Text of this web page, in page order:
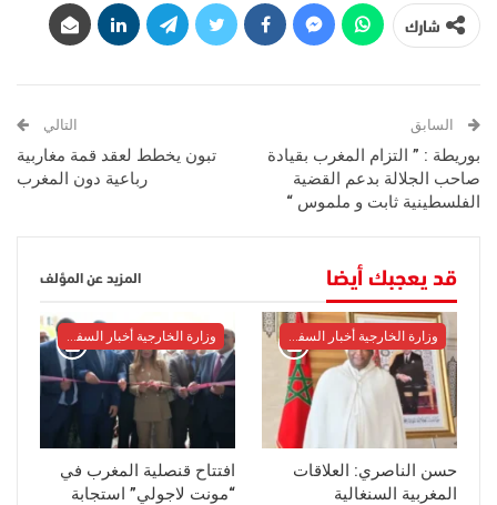
شارك
السابق
بوريطة : ” التزام المغرب بقيادة
صاحب الجلالة بدعم القضية
الفلسطينية ثابت و ملموس “
التالي
تبون يخطط لعقد قمة مغاربية
رباعية دون المغرب
قد يعجبك أيضا المزيد عن المؤلف
حسن الناصري: العلاقات
المغربية السنغالية
افتتاح قنصلية المغرب في
“مونت لاجولي” استجابة